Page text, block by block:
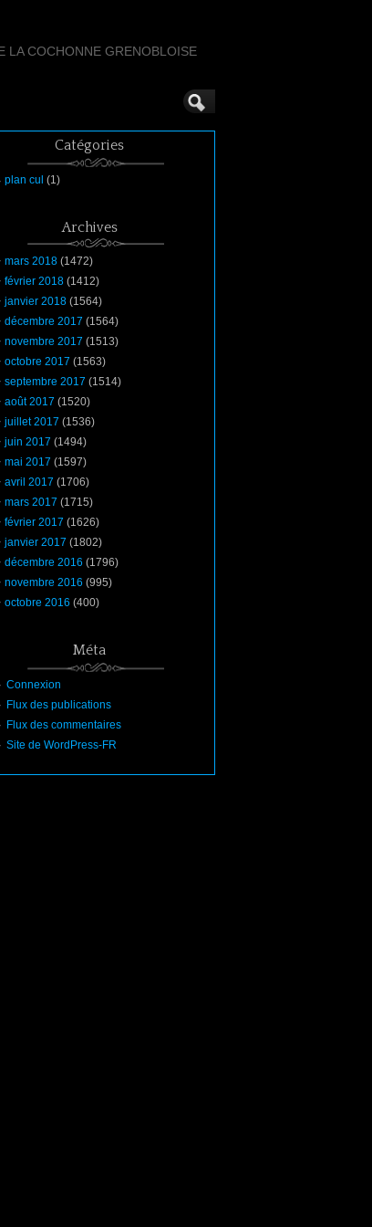
LA COCHONNE GRENOBLOISE
Catégories
plan cul (1)
Archives
mars 2018 (1472)
février 2018 (1412)
janvier 2018 (1564)
décembre 2017 (1564)
novembre 2017 (1513)
octobre 2017 (1563)
septembre 2017 (1514)
août 2017 (1520)
juillet 2017 (1536)
juin 2017 (1494)
mai 2017 (1597)
avril 2017 (1706)
mars 2017 (1715)
février 2017 (1626)
janvier 2017 (1802)
décembre 2016 (1796)
novembre 2016 (995)
octobre 2016 (400)
Méta
Connexion
Flux des publications
Flux des commentaires
Site de WordPress-FR